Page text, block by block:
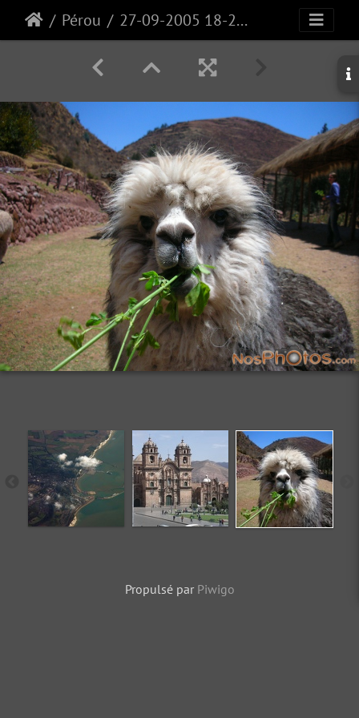
Pérou 27-09-2005 18-21-59-DSCN0020Z13
Propulsé par Piwigo